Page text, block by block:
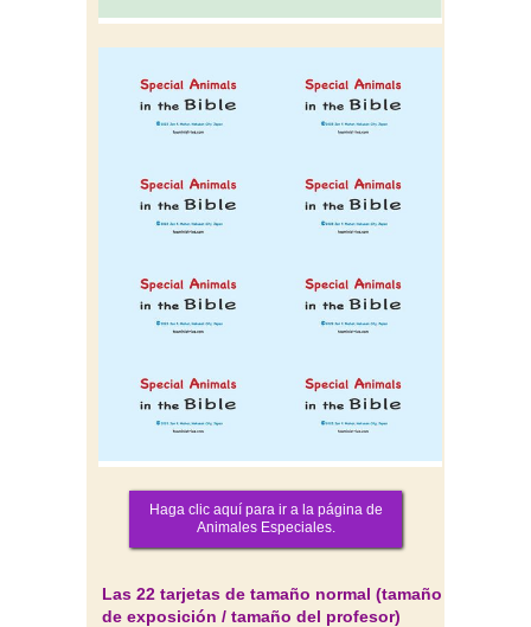
Haga clic aquí para ir a la página de
Animales Especiales.
Las 22 tarjetas de tamaño normal (tamaño
de exposición / tamaño del profesor)